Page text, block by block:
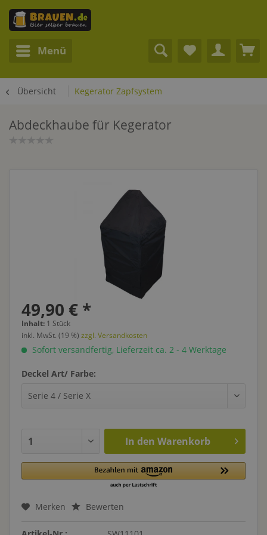
Menü
Übersicht Kegerator Zapfsystem
Abdeckhaube für Kegerator
49,90 € *
Inhalt: 1 Stück
inkl. MwSt. (19 %) zzgl. Versandkosten
Sofort versandfertig, Lieferzeit ca. 2 - 4 Werktage
Deckel Art/ Farbe:
In den Warenkorb
Merken Bewerten